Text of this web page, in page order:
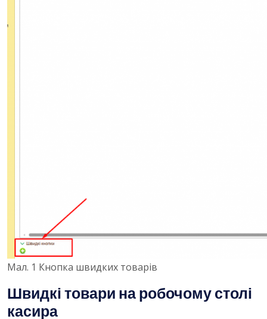
Мал. 1 Кнопка швидких товарів
Швидкі товари на робочому столі
касира